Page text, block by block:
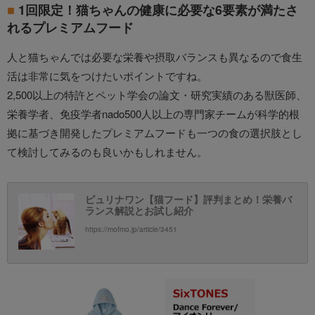
1回限定！猫ちゃんの健康に必要な6要素が満たさ
れるプレミアムフード
人と猫ちゃんでは必要な栄養や摂取バランスも異なるので食生
活は非常に気をつけたいポイントですね。
2,500以上の特許とペット学会の論文・研究実績のある獣医師、
栄養学者、免疫学者nado500人以上の専門家チームが科学的根
拠に基づき開発したプレミアムフードも一つの食の選択肢とし
て検討してみるのも良いかもしれません。
ピュリナワン【猫フード】評判まとめ！栄養バ
ランス解説とお試し紹介
https://mofmo.jp/article/3451